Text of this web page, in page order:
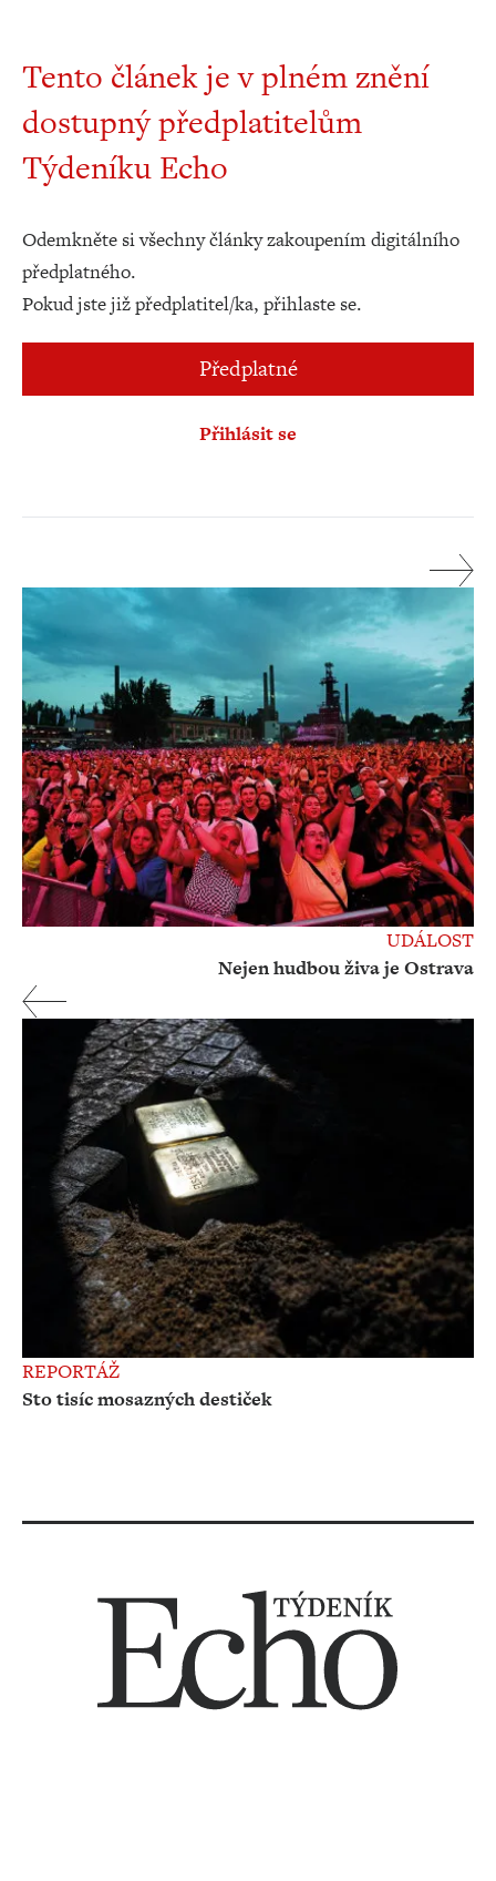
Tento článek je v plném znění
dostupný předplatitelům
Týdeníku Echo
Odemkněte si všechny články zakoupením digitálního
předplatného.
Pokud jste již předplatitel/ka, přihlaste se.
Předplatné
Přihlásit se
UDÁLOST
Nejen hudbou živa je Ostrava
REPORTÁŽ
Sto tisíc mosazných destiček